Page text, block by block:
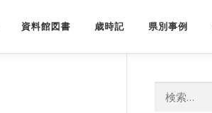
資料館図書 歳時記 県別事例